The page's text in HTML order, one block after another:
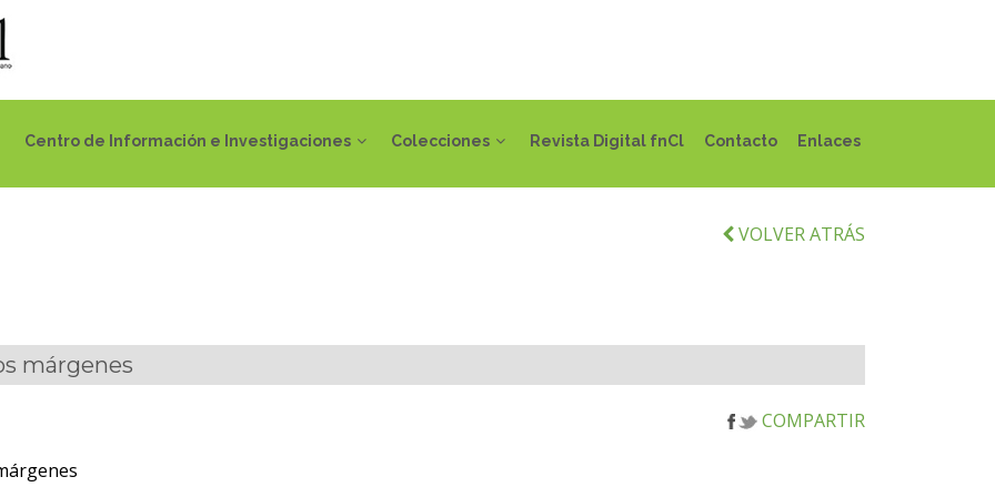
Centro de Información e Investigaciones Colecciones Revista Digital fnCl Contacto Enlaces
VOLVER ATRÁS
márgenes
COMPARTIR